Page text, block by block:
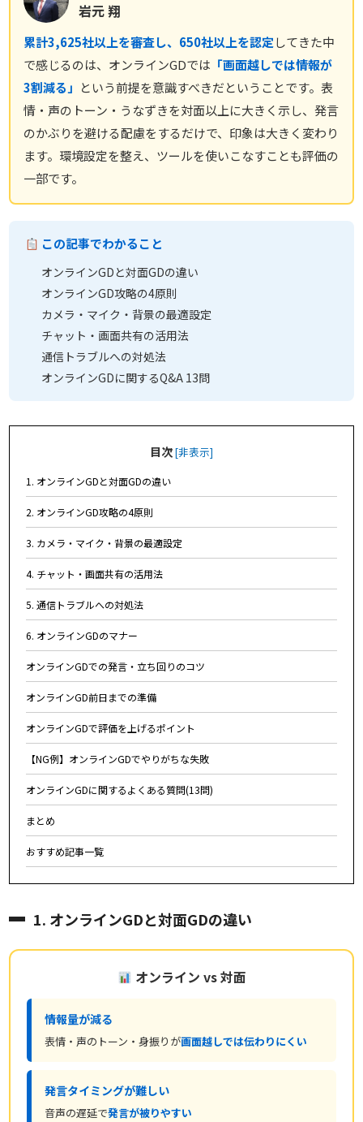
岩元 翔
累計3,625社以上を審査し、650社以上を認定してきた中
で感じるのは、オンラインGDでは 「画面越しでは情報が
3割減る」 という前提を意識すべきだということです。表
情・声のトーン・うなずきを対面以上に大きく示し、発言
のかぶりを避ける配慮をするだけで、印象は大きく変わり
ます。環境設定を整え、ツールを使いこなすことも評価の
一部です。
この記事でわかること
オンラインGDと対面GDの違い
オンラインGD攻略の4原則
カメラ・マイク・背景の最適設定
チャット・画面共有の活用法
通信トラブルへの対処法
オンラインGDに関するQ&A 13問
目次[非表示]
1. オンラインGDと対面GDの違い
2. オンラインGD攻略の4原則
3. カメラ・マイク・背景の最適設定
4. チャット・画面共有の活用法
5. 通信トラブルへの対処法
6. オンラインGDのマナー
オンラインGDでの発言・立ち回りのコツ
オンラインGD前日までの準備
オンラインGDで評価を上げるポイント
【NG例】オンラインGDでやりがちな失敗
オンラインGDに関するよくある質問(13問)
まとめ
おすすめ記事一覧
1. オンラインGDと対面GDの違い
オンライン vs 対面
情報量が減る
表情・声のトーン・身振りが画面越しでは伝わりにくい
発言タイミングが難しい
音声の遅延で発言が被りやすい